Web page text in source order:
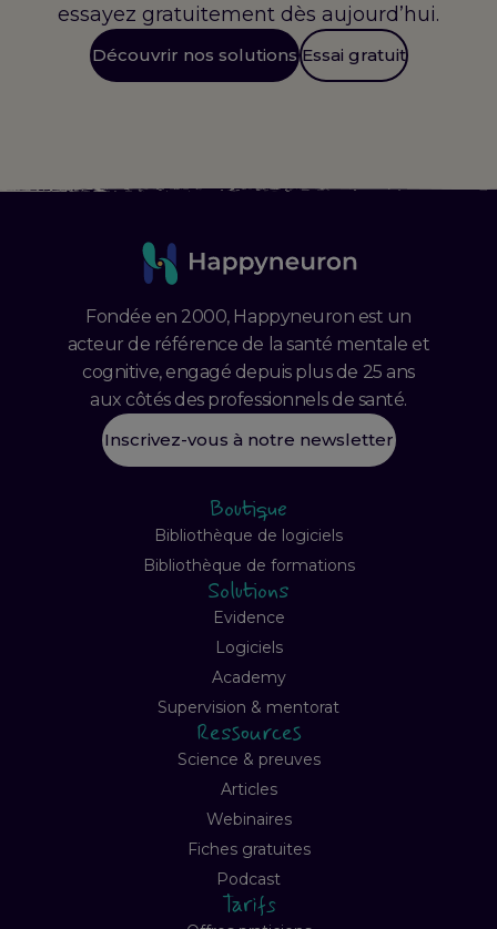
essayez gratuitement dès aujourd’hui.
Découvrir nos solutions Essai gratuit
Fondée en 2000, Happyneuron est un
acteur de référence de la santé mentale et
cognitive, engagé depuis plus de 25 ans
aux côtés des professionnels de santé.
Inscrivez-vous à notre newsletter
Boutique
Bibliothèque de logiciels
Bibliothèque de formations
Solutions
Evidence
Logiciels
Academy
Supervision & mentorat
Ressources
Science & preuves
Articles
Webinaires
Fiches gratuites
Podcast
Tarifs